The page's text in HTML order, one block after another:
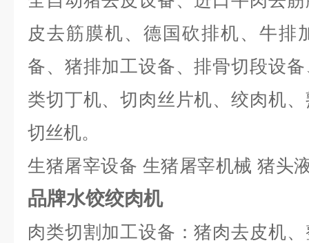
皮去筋膜机、德国砍排机、牛排
备、猪排加工设备、排骨切段设
类切丁机、切肉丝片机、绞肉机
切丝机。
生猪屠宰设备 生猪屠宰机械 猪头
品牌水饺绞肉机
肉类切割加工设备：猪肉去皮机